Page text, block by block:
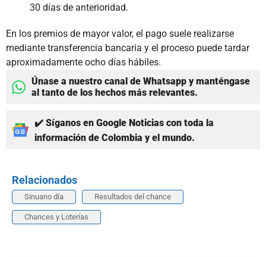
30 días de anterioridad.
En los premios de mayor valor, el pago suele realizarse
mediante transferencia bancaria y el proceso puede tardar
aproximadamente ocho días hábiles.
Únase a nuestro canal de Whatsapp y manténgase
al tanto de los hechos más relevantes.
✔️ Síganos en Google Noticias con toda la
información de Colombia y el mundo.
Relacionados
Sinuano día Resultados del chance
Chances y Loterías